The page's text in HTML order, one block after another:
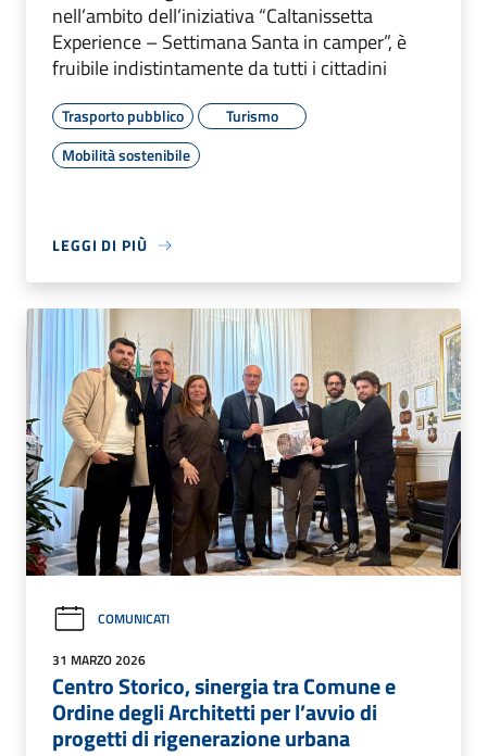
nell’ambito dell’iniziativa “Caltanissetta
Experience – Settimana Santa in camper”, è
fruibile indistintamente da tutti i cittadini
Trasporto pubblico
Turismo
Mobilità sostenibile
LEGGI DI PIÙ
COMUNICATI
31 MARZO 2026
Centro Storico, sinergia tra Comune e
Ordine degli Architetti per l’avvio di
progetti di rigenerazione urbana